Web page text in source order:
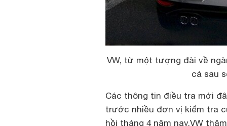
VW, từ một tượng đài về
cả sau
Các thông tin điều tra mới
trước nhiều đơn vị kiểm tra
hồi tháng 4 năm nay,VW